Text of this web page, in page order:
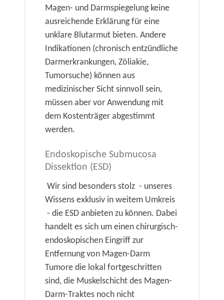
Magen- und Darmspiegelung keine
ausreichende Erklärung für eine
unklare Blutarmut bieten. Andere
Indikationen (chronisch entzündliche
Darmerkrankungen, Zöliakie,
Tumorsuche) können aus
medizinischer Sicht sinnvoll sein,
müssen aber vor Anwendung mit
dem Kostenträger abgestimmt
werden.
Endoskopische Submucosa
Dissektion (ESD)
Wir sind besonders stolz - unseres
Wissens exklusiv in weitem Umkreis
- die ESD anbieten zu können. Dabei
handelt es sich um einen chirurgisch-
endoskopischen Eingriff zur
Entfernung von Magen-Darm
Tumore die lokal fortgeschritten
sind, die Muskelschicht des Magen-
Darm-Traktes noch nicht